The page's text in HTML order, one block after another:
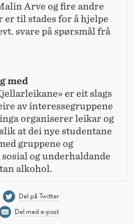
Arve og fire andre
til stades for å hjelpe
svare på spørsmål frå
med
er eit slags
av interessegruppene
organiserer leikar og
at dei nye studentane
gruppene og
og underhaldande
alkohol.
Del på Twitter
Del med e-post